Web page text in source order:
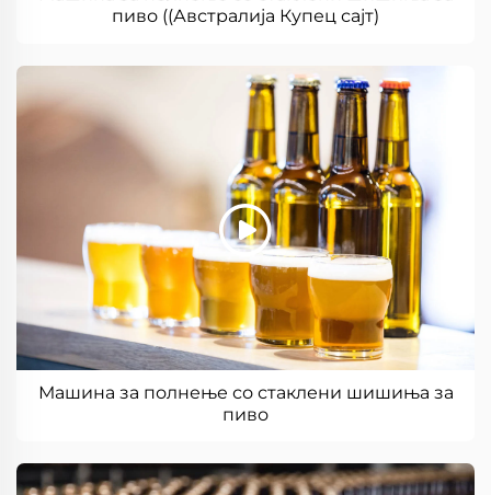
пиво ((Австралија Купец сајт)
Машина за полнење со стаклени шишиња за
пиво